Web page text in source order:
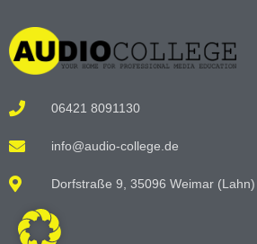
06421 8091130
info@audio-college.de
Dorfstraße 9, 35096 Weimar (Lahn)